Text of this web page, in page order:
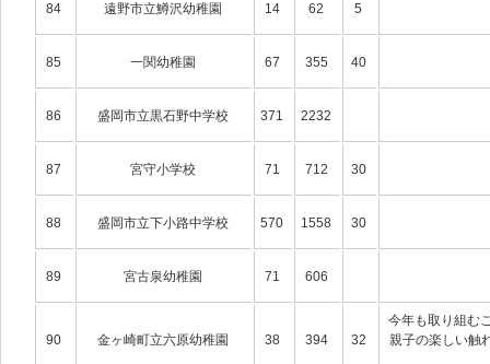
84 遠野市立鱒沢幼稚園 14 62 5
85 一関幼稚園 67 355 40
86 盛岡市立黒石野中学校 371 2232
87 宮守小学校 71 712 30
88 盛岡市立下小路中学校 570 1558 30
89 宮古泉幼稚園 71 606
90 金ヶ崎町立六原幼稚園 38 394 32
今年も取り組む
親子の楽しい触